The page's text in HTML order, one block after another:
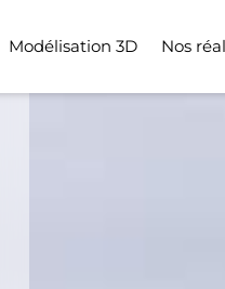
Modélisation 3D Nos